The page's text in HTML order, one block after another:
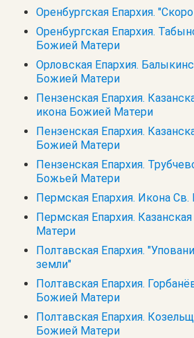
Оренбургская Епархия.
Оренбургская Епархия.
Божией Матери
Орловская Епархия.
Божией Матери
Пензенская Епархия.
икона Божией Матери
Пензенская Епархия.
Божией Матери
Пензенская Епархия.
Божьей Матери
Пермская Епархия. Икона Св.
Пермская Епархия.
Матери
Полтавская Епархия.
земли"
Полтавская Епархия.
Божией Матери
Полтавская Епархия.
Божией Матери